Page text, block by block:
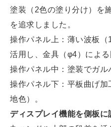
塗装（2色の塗り分け）を
を追求しました。
操作パネル上：薄い波板
活用し、金具（φ4）による
操作パネル中：塗装でガル
操作パネル下：平板曲げ
地色）。
ディスプレイ機能を側板に